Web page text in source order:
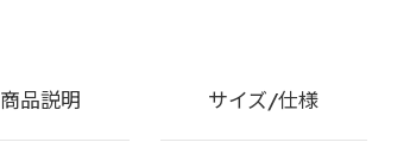
商品説明 サイズ/仕様